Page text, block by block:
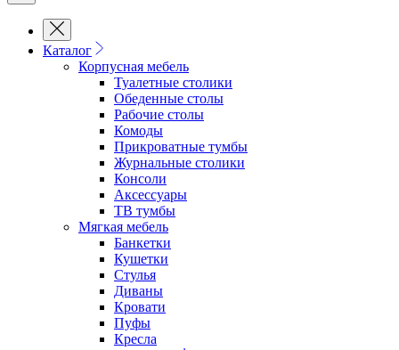
Каталог
Корпусная мебель
Туалетные столики
Обеденные cтолы
Рабочие столы
Комоды
Прикроватные тумбы
Журнальные столики
Консоли
Аксессуары
ТВ тумбы
Мягкая мебель
Банкетки
Кушетки
Стулья
Диваны
Кровати
Пуфы
Кресла